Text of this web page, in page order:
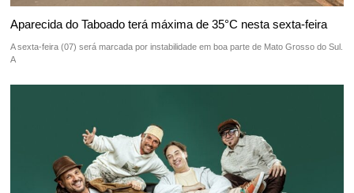
Aparecida do Taboado terá máxima de 35°C nesta sexta-feira
A sexta-feira (07) será marcada por instabilidade em boa parte de Mato Grosso do Sul.
A